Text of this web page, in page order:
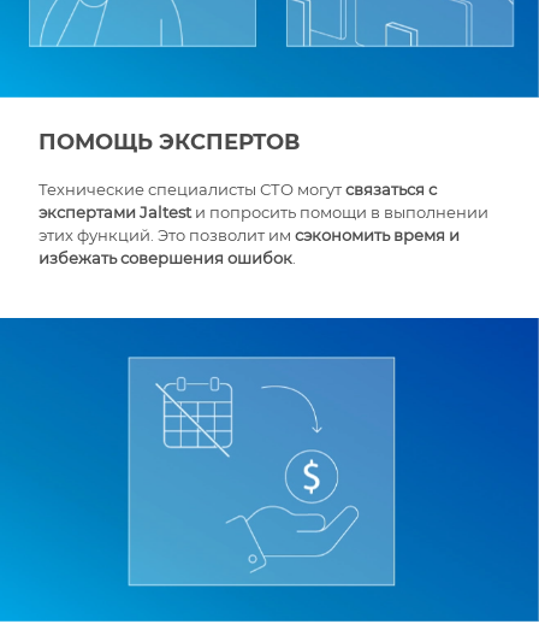
ПОМОЩЬ ЭКСПЕРТОВ
Технические специалисты СТО могутсвязаться с
экспертами Jaltest и попросить помощи в выполнении
этих функций. Это позволит им сэкономить время и
избежать совершения ошибок